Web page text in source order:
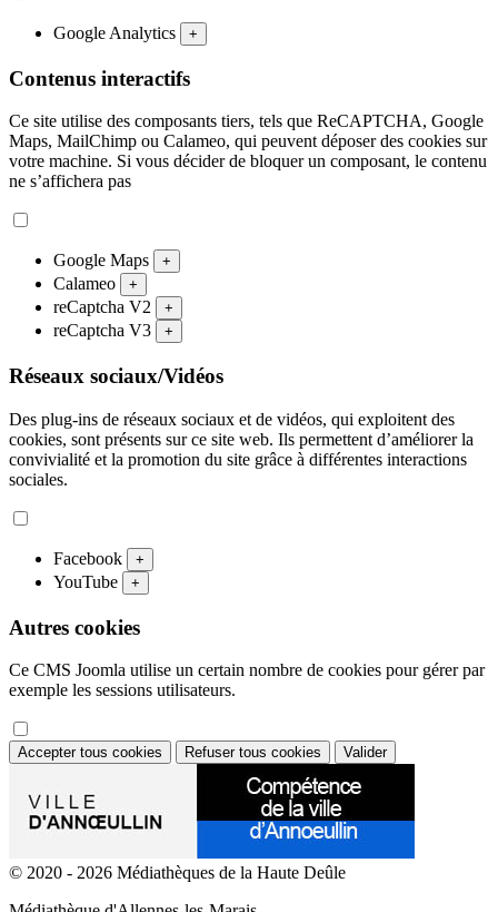
Google Analytics +
Contenus interactifs
Ce site utilise des composants tiers, tels que ReCAPTCHA, Google
Maps, MailChimp ou Calameo, qui peuvent déposer des cookies sur
votre machine. Si vous décider de bloquer un composant, le contenu
ne s’affichera pas
Google Maps +
Calameo +
reCaptcha V2 +
reCaptcha V3 +
Réseaux sociaux/Vidéos
Des plug-ins de réseaux sociaux et de vidéos, qui exploitent des
cookies, sont présents sur ce site web. Ils permettent d’améliorer la
convivialité et la promotion du site grâce à différentes interactions
sociales.
Facebook +
YouTube +
Autres cookies
Ce CMS Joomla utilise un certain nombre de cookies pour gérer par
exemple les sessions utilisateurs.
Accepter tous cookies Refuser tous cookies Valider
© 2020 - 2026 Médiathèques de la Haute Deûle